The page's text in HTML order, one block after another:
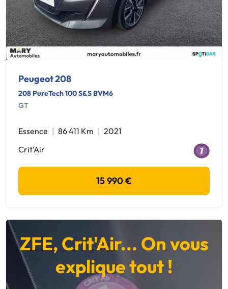
Peugeot 208
208 PureTech 100 S&S BVM6
GT
Essence 86 411 Km
2021
Crit'Air
15 990 €
ZFE, Crit'Air... On vous
explique tout !